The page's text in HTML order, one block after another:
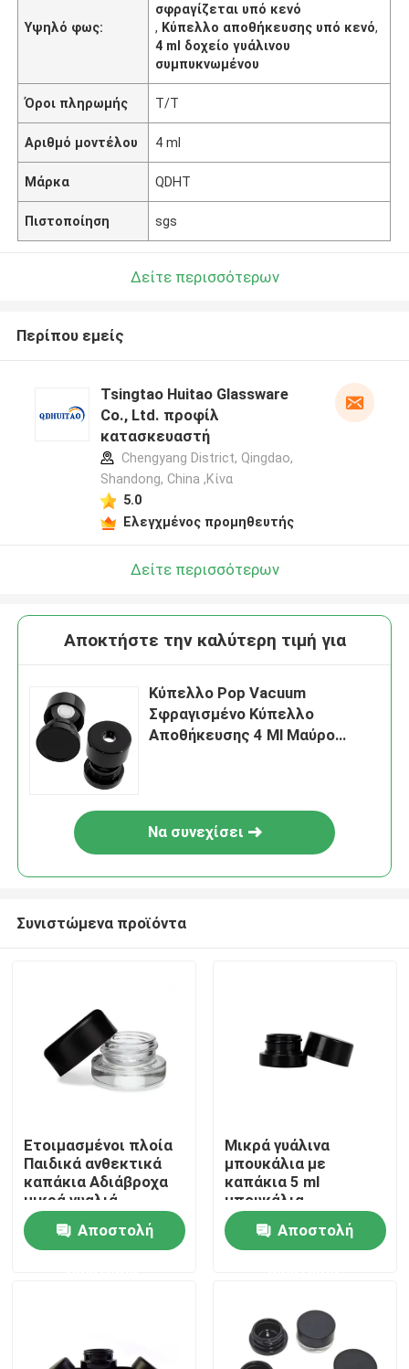
Σπίτι
Βίντεο
Υψηλό φως:
σφραγίζεται υπό κενό
, Κύπελλο αποθήκευσης υπό κενό,
4 ml δοχείο γυάλινου
συμπυκνωμένου
Όροι πληρωμής Τ/Τ
Αριθμό μοντέλου 4 ml
Μάρκα QDHT
Πιστοποίηση sgs
Δείτε περισσότερων
Περίπου εμείς
Tsingtao Huitao Glassware
Co., Ltd. προφίλ
κατασκευαστή
Chengyang District, Qingdao,
Shandong, China ,Κίνα
5.0
Ελεγχμένος προμηθευτής
Δείτε περισσότερων
Αποκτήστε την καλύτερη τιμή για
Κύπελλο Pop Vacuum
Σφραγισμένο Κύπελλο
Αποθήκευσης 4 Ml Μαύρο
Να συνεχίσει
Συνιστώμενα προϊόντα
Ετοιμασμένοι πλοία
Παιδικά ανθεκτικά
καπάκια Αδιάβροχα
μικρά γυαλιά
Συγκεντρωμένα
φυτικά έλαια βάζα
χονδρικό
Αποστολή
Μικρά γυάλινα
μπουκάλια με
καπάκια 5 ml
μπουκάλια
συγκέντρωσης
Αποστολή